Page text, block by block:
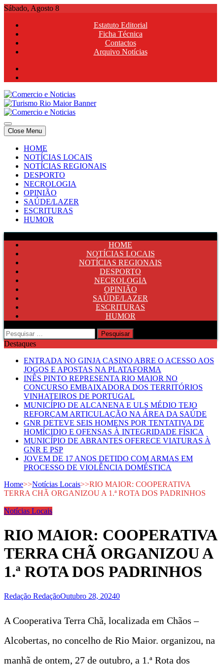
Skip
content
Sábado, Agosto 8
Estatuto Editorial
Ficha Técnica
Contactos
Arquivo Notícias
Comercio e Noticias
Notícias e Publicidade Online
Comercio e Noticias
Notícias e Publicidade Online
Close Menu
HOME
NOTÍCIAS LOCAIS
NOTÍCIAS REGIONAIS
DESPORTO
NECROLOGIA
OPINIÃO
SAÚDE/LAZER
ESCRITURAS
HUMOR
HOME
NOTÍCIAS LOCAIS
NOTÍCIAS REGIONAIS
DESPORTO
NECROLOGIA
OPINIÃO
SAÚDE/LAZER
ESCRITURAS
HUMOR
Pesquisar
por:
Destaques
ENTRADA NO GINJA CASINO ABRE O ACESSO AOS
JOGOS E APOSTAS NA PLATAFORMA
INÊS PINTO REPRESENTA RIO MAIOR NO
CONCURSO EMBAIXADORA DOS TERRITÓRIOS
VINHATEIROS DE PORTUGAL
MUNICÍPIO DE ALCANENA E ULS MÉDIO TEJO
REFORÇAM ARTICULAÇÃO NA ÁREA DA SAÚDE
GNR DETEVE SEIS HOMENS POR TENTATIVA DE
HOMÍCIDIO E OFENSAS À INTEGRIDADE FÍSICA
MUNICÍPIO DE ABRANTES OFERECE VIATURAS À
GNR E PSP
JOVEM DE 17 ANOS DETIDO COM ARMAS EM
PROCESSO DE VIOLÊNCIA DOMÉSTICA
Home>>Notícias Locais>>RIO MAIOR: COOPERATIVA
TERRA CHÃ ORGANIZOU A 1.ª ROTA DOS PADRINHOS
Notícias Locais
RIO MAIOR: COOPERATIVA
TERRA CHÃ ORGANIZOU A
1.ª ROTA DOS PADRINHOS
Redação RedaçãoOutubro 28, 20240
A Cooperativa Terra Chã, localizada em Chãos –
Alcobertas, no concelho de Rio Maior. organizou, na
manhã de ontem, 27 de outubro, a 1.ª Rota dos